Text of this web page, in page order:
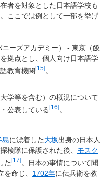
者を対象とした日本語学校も
ここでは例として一部を挙げ
ニーズアカデミー） - 東京（飯
拠点とし、個人向け日本語学
教育機関[15] 。
学等を含む）の概況について
公表している[16]。
島に漂着した大坂出身の日本人
探検隊に保護された後、 モスク
た[17]。日本の事情について聞
命じ、 1702年に伝兵衛を教